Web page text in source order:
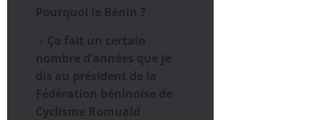
Pourquoi le Bénin ?
» Ça fait un certain
nombre d’années que je
dis au président de la
Fédération béninoise de
Cyclisme Romuald